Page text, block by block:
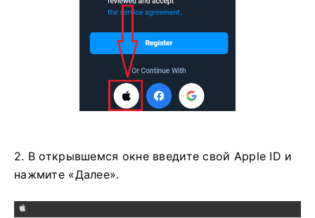
2. В открывшемся окне введите свой Apple ID и
нажмите «Далее».